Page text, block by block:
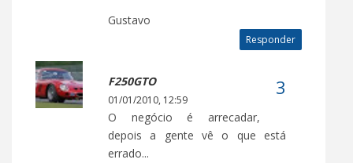
Gustavo
Responder
F250GTO
01/01/2010, 12:59
O negócio é arrecadar,
depois a gente vê o que está
errado...